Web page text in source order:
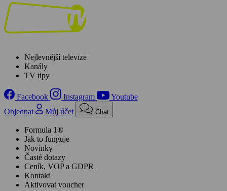
Nejlevnější televize
Kanály
TV tipy
Facebook Instagram
Youtube
Objednat
Můj účet Chat
Formula 1®
Jak to funguje
Novinky
Časté dotazy
Ceník, VOP a GDPR
Kontakt
Aktivovat voucher